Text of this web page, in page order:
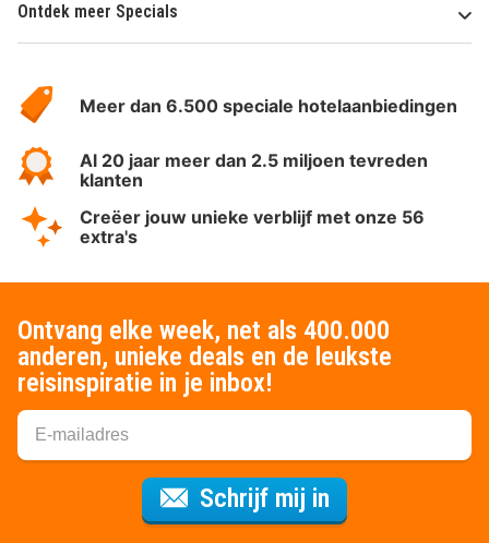
Ontdek meer Specials
HotelSpecials
Meer dan 6.500 speciale hotelaanbiedingen
Al 20 jaar meer dan 2.5 miljoen tevreden
klanten
Creëer jouw unieke verblijf met onze 56
extra's
Ontvang elke week, net als 400.000
anderen, unieke deals en de leukste
reisinspiratie in je inbox!
Schrijf mij in